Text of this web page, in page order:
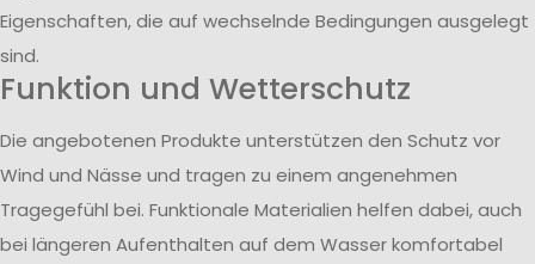
Eigenschaften, die auf wechselnde Bedingungen ausgelegt
sind.
Funktion und Wetterschutz
Die angebotenen Produkte unterstützen den Schutz vor
Wind und Nässe und tragen zu einem angenehmen
Tragegefühl bei. Funktionale Materialien helfen dabei, auch
bei längeren Aufenthalten auf dem Wasser komfortabel